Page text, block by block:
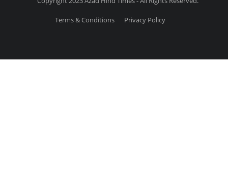
Terms & Conditions Privacy Policy